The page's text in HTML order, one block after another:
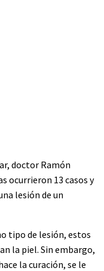
doctor Ramón
ocurrieron 13 casos y
lesión de un
tipo de lesión, estos
la piel. Sin embargo,
la curación, se le